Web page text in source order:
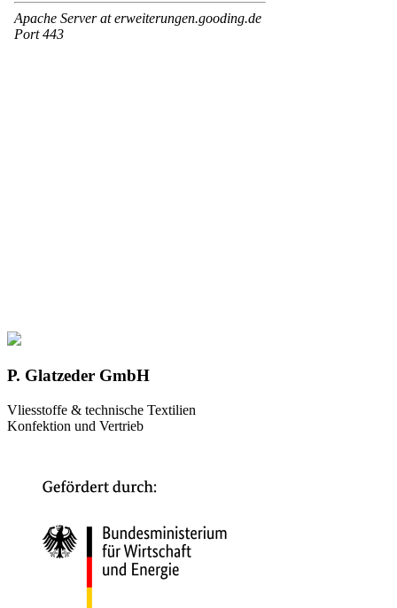
P. Glatzeder GmbH
Vliesstoffe & technische Textilien
Konfektion und Vertrieb